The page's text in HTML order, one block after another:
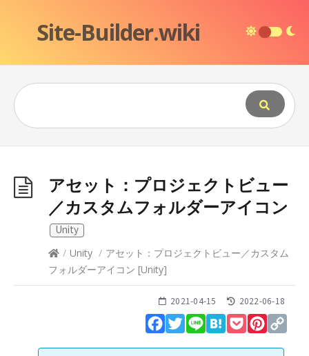
Site-Builder.wiki
アセット：プロジェクトビュー
／カスタムフォルダーアイコン
Unity
/ Unity / アセット：プロジェクトビュー／カスタム
フォルダーアイコン [Unity]
2021-04-15 2022-06-18
Facebook
Twitter
Line HatenaPocket